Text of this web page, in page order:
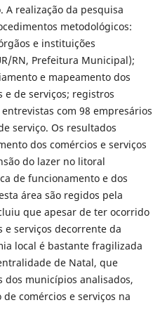
realização da pesquisa
metodológicos:
e instituições
RN, Prefeitura Municipal);
e mapeamento dos
e de serviços; registros
com 98 empresários
serviço. Os resultados
dos comércios e serviços
do lazer no litoral
de funcionamento e dos
área são regidos pela
que apesar de ter ocorrido
e serviços decorrente da
local é bastante fragilizada
de Natal, que
municípios analisados,
comércios e serviços na